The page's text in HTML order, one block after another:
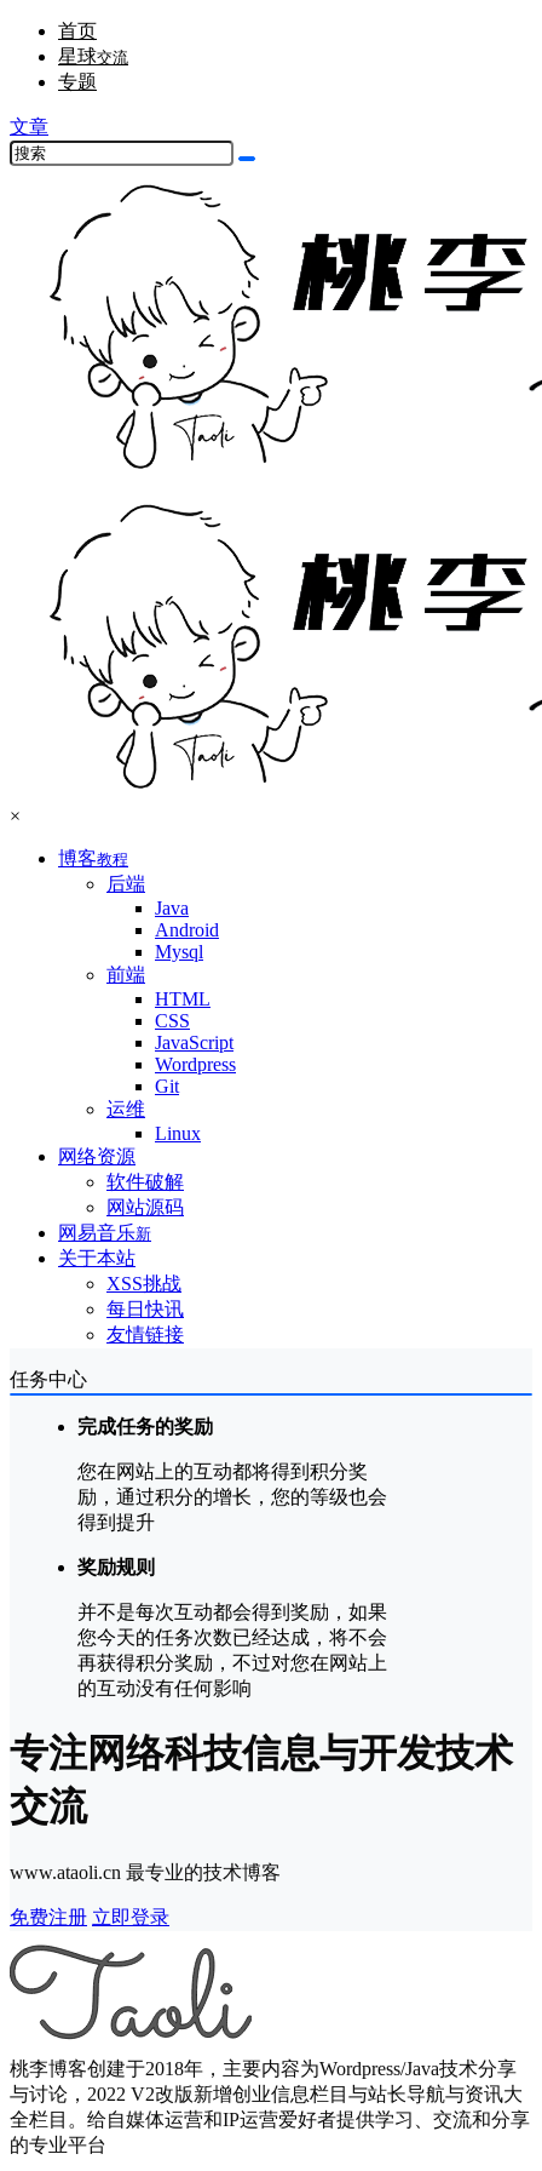
首页
星球交流
专题
文章
×
博客教程
后端
Java
Android
Mysql
前端
HTML
CSS
JavaScript
Wordpress
Git
运维
Linux
网络资源
软件破解
网站源码
网易音乐新
关于本站
XSS挑战
每日快讯
友情链接
任务中心
完成任务的奖励
您在网站上的互动都将得到积分奖
励，通过积分的增长，您的等级也会
得到提升
奖励规则
并不是每次互动都会得到奖励，如果
您今天的任务次数已经达成，将不会
再获得积分奖励，不过对您在网站上
的互动没有任何影响
专注网络科技信息与开发技术
交流
www.ataoli.cn 最专业的技术博客
免费注册 立即登录
桃李博客创建于2018年，主要内容为Wordpress/Java技术分享
与讨论，2022 V2改版新增创业信息栏目与站长导航与资讯大
全栏目。给自媒体运营和IP运营爱好者提供学习、交流和分享
的专业平台